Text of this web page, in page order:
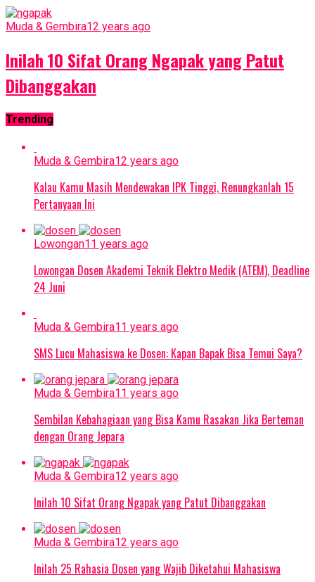
Muda & Gembira12 years ago
Inilah 10 Sifat Orang Ngapak yang Patut
Dibanggakan
Trending
Muda & Gembira12 years ago
Kalau Kamu Masih Mendewakan IPK Tinggi, Renungkanlah 15
Pertanyaan Ini
Lowongan11 years ago
Lowongan Dosen Akademi Teknik Elektro Medik (ATEM), Deadline
24 Juni
Muda & Gembira11 years ago
SMS Lucu Mahasiswa ke Dosen: Kapan Bapak Bisa Temui Saya?
Muda & Gembira11 years ago
Sembilan Kebahagiaan yang Bisa Kamu Rasakan Jika Berteman
dengan Orang Jepara
Muda & Gembira12 years ago
Inilah 10 Sifat Orang Ngapak yang Patut Dibanggakan
Muda & Gembira12 years ago
Inilah 25 Rahasia Dosen yang Wajib Diketahui Mahasiswa